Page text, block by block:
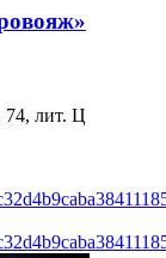
74, лит. Ц